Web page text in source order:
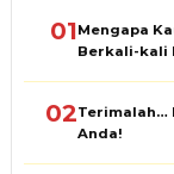
01Mengapa
Berkali-kali
02Terimalah…
Anda!